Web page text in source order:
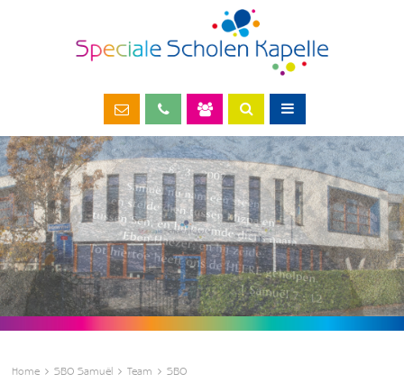
Home SBO Samuël Team SBO